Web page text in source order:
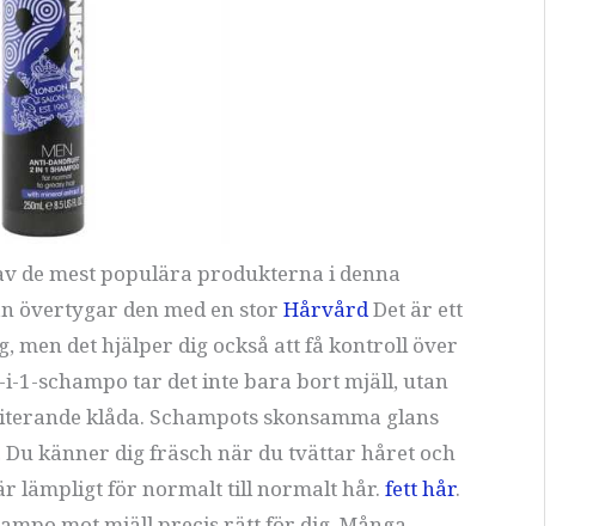
de mest populära produkterna i denna
övertygar den med en stor HårvårdDet är ett
men det hjälper dig också att få kontroll över
1-schampo tar det inte bara bort mjäll, utan
klåda. Schampots skonsamma glans
känner dig fräsch när du tvättar håret och
lämpligt för normalt till normalt hår. fett hår.